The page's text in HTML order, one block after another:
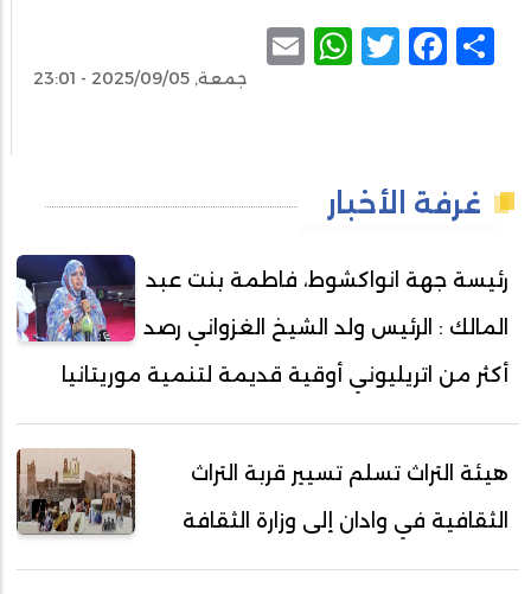
Share
Facebook
Twitter
WhatsApp
جمعة, 2025/09/05 - 23:01
غرفة الأخبار
رئيسة جهة انواكشوط، فاطمة بنت عبد
المالك : الرئيس ولد الشيخ الغزواني رصد
أكثر من اتريليوني أوقية قديمة لتنمية موريتانيا
هيئة التراث تسلم تسيير قربة التراث
الثقافية في وادان إلى وزارة الثقافة